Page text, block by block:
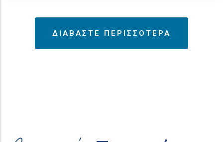
ΔΙΑΒΑΣΤΕ ΠΕΡΙΣΣΟΤΕΡΑ